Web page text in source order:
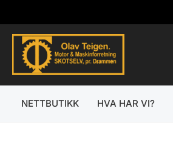
rett
innholdet
NETTBUTIKK HVA HAR VI?